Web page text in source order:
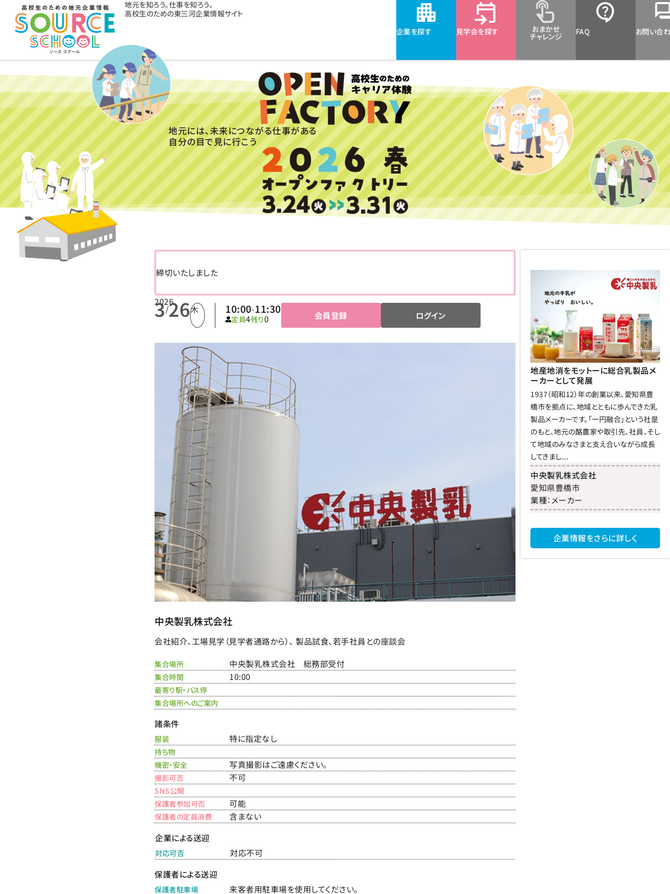
地元を知ろう。仕事を知ろう。
高校生のための東三河企業情報サイト
企業を探す
見学会を探す おまかせ
チャレンジ FAQ お問い合
地元には、未来につながる仕事がある
自分の目で見に行こう
締切いたしました
2026
3/26木 10:00-11:30
定員4残り0 会員登録 ログイン
中央製乳株式会社
会社紹介、工場見学（見学者通路から）、 製品試食、若手社員との座談会
集合場所 中央製乳株式会社 総務部受付
集合時間 10:00
最寄り駅・バス停
集合場所へのご案内
諸条件
服装 特に指定なし
持ち物
機密・安全
写真撮影はご遠慮ください。
撮影可否 不可
SNS公開
保護者参加可否
可能
保護者の定員消費
含まない
企業による送迎
対応可否
対応不可
保護者による送迎
保護者駐車場 来客者用駐車場を使用してください。
地産地消をモットーに総合乳製品メ
ーカーとして発展
1937（昭和12）年の創業以来、愛知県豊
橋市を拠点に、地域とともに歩んできた乳
製品メーカーです。「一円融合」という社是
のもと、地元の酪農家や取引先、社員、そし
て地域のみなさまと支え合いながら成長
してきまし...
中央製乳株式会社
愛知県豊橋市
業種：メーカー
企業情報をさらに詳しく